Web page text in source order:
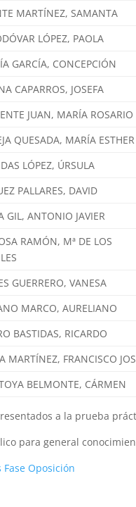
MARTÍNEZ, SAMANTA
LÓPEZ, PAOLA
GARCÍA, CONCEPCIÓN
CAPARROS, JOSEFA
JUAN, MARÍA ROSARIO
QUESADA, MARÍA ESTHER
LÓPEZ, ÚRSULA
PALLARES, DAVID
GIL, ANTONIO JAVIER
RAMÓN, Mª DE LOS
GUERRERO, VANESA
MARCO, AURELIANO
BASTIDAS, RICARDO
MARTÍNEZ, FRANCISCO
BELMONTE, CÁRMEN
a la prueba
para general
Oposición